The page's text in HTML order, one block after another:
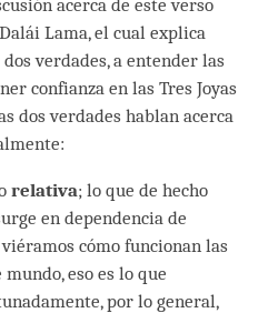
acerca de este verso
Lama, el cual explica
verdades, a entender las
confianza en las Tres Joyas
dos verdades hablan acerca
relativa; lo que de hecho
en dependencia de
cómo funcionan las
eso es lo que
por lo general,